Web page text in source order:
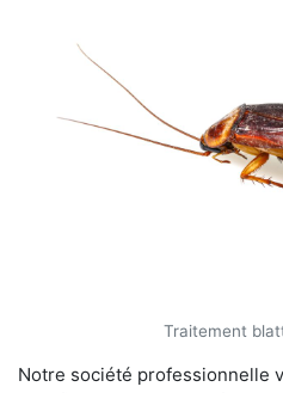
Traitement
Notre société professionnelle